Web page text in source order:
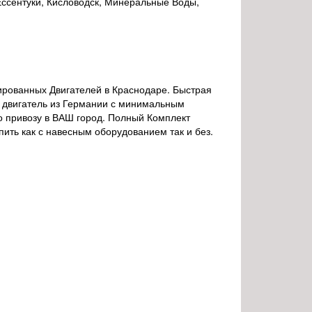
Двигателей в Краснодаре. Быстрая
двигатель из Германии с минимальным
привозу в ВАШ город. Полный Комплект
как с навесным оборудованием так и без.